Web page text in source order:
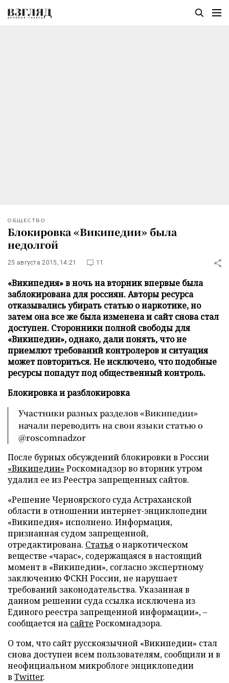
ОБЩЕСТВО
Блокировка «Википедии» была
недолгой
25 августа 2015, 14:21 11
«Википедия» в ночь на вторник впервые была
заблокирована для россиян. Авторы ресурса
отказывались убирать статью о наркотике, но
затем она все же была изменена и сайт снова стал
доступен. Сторонники полной свободы для
«Википедии», однако, дали понять, что не
приемлют требований контролеров и ситуация
может повториться. Не исключено, что подобные
ресурсы попадут под общественный контроль.
Блокировка и разблокировка
Участники разных разделов «Википедии»
начали переводить на свои языки статью о
@roscomnadzor
После бурных обсуждений блокировки в России
«Википедии» Роскомнадзор во вторник утром
удалил ее из Реестра запрещенных сайтов.
«Решение Черноярского суда Астраханской
области в отношении интернет-энциклопедии
«Википедия» исполнено. Информация,
признанная судом запрещенной,
отредактирована. Статья о наркотическом
веществе «чарас», содержащаяся в настоящий
момент в «Википедии», согласно экспертному
заключению ФСКН России, не нарушает
требований законодательства. Указанная в
данном решении суда ссылка исключена из
Единого реестра запрещенной информации», –
сообщается на сайте Роскомнадзора.
О том, что сайт русскоязычной «Википедии» стал
снова доступен всем пользователям, сообщили и в
неофициальном микроблоге энциклопедии
в Twitter.